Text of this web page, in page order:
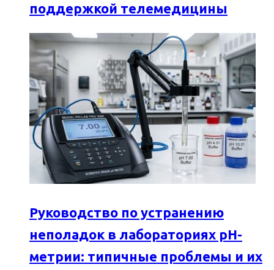
поддержкой телемедицины
Руководство по устранению
неполадок в лабораториях pH-
метрии: типичные проблемы и их